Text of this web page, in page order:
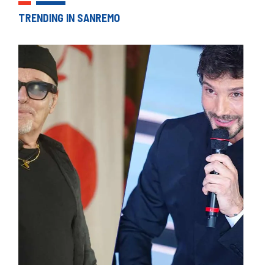
TRENDING IN SANREMO